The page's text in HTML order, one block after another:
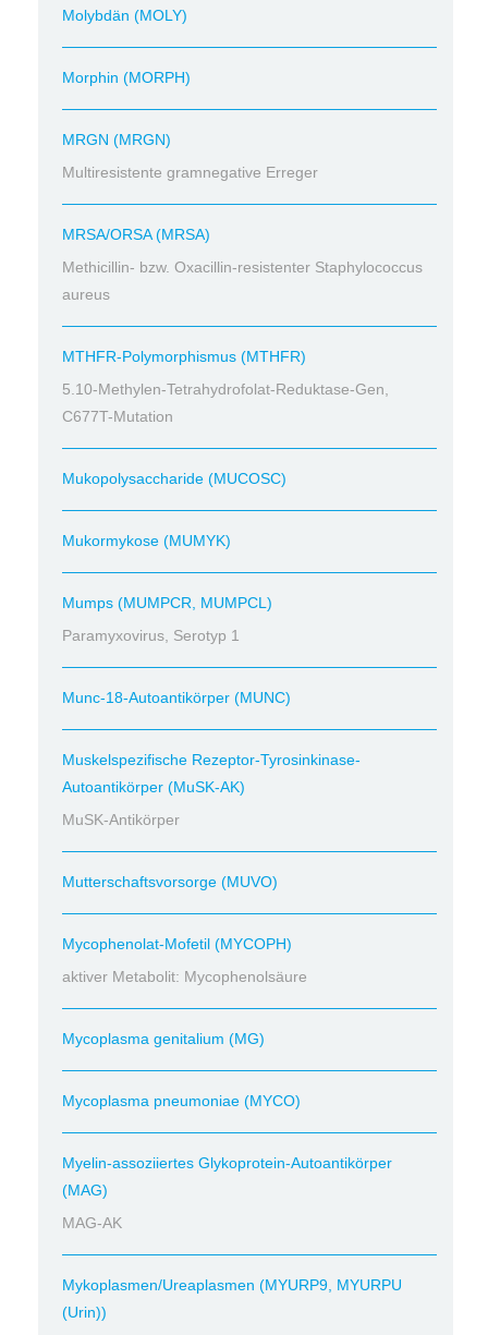
Molybdän (MOLY)
Morphin (MORPH)
MRGN (MRGN)
Multiresistente gramnegative Erreger
MRSA/ORSA (MRSA)
Methicillin- bzw. Oxacillin-resistenter Staphylococcus
aureus
MTHFR-Polymorphismus (MTHFR)
5.10-Methylen-Tetrahydrofolat-Reduktase-Gen,
C677T-Mutation
Mukopolysaccharide (MUCOSC)
Mukormykose (MUMYK)
Mumps (MUMPCR, MUMPCL)
Paramyxovirus, Serotyp 1
Munc-18-Autoantikörper (MUNC)
Muskelspezifische Rezeptor-Tyrosinkinase-
Autoantikörper (MuSK-AK)
MuSK-Antikörper
Mutterschaftsvorsorge (MUVO)
Mycophenolat-Mofetil (MYCOPH)
aktiver Metabolit: Mycophenolsäure
Mycoplasma genitalium (MG)
Mycoplasma pneumoniae (MYCO)
Myelin-assoziiertes Glykoprotein-Autoantikörper
(MAG)
MAG-AK
Mykoplasmen/Ureaplasmen (MYURP9, MYURPU
(Urin))